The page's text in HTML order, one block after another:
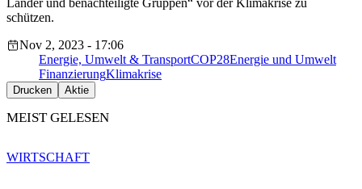
Länder und benachteiligte Gruppen“ vor der Klimakrise zu
schützen.
Nov 2, 2023 - 17:06
Energie, Umwelt & TransportCOP28Energie und Umwelt
FinanzierungKlimakrise
Drucken Aktie
MEIST GELESEN
WIRTSCHAFT